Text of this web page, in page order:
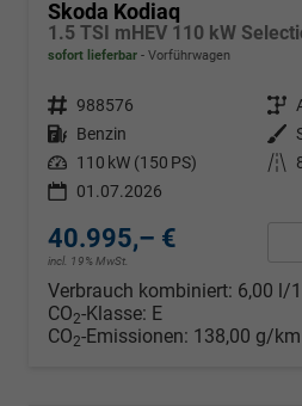
Skoda Kodiaq
sofort lieferbar Vorführwagen
Fahrzeugnr. 988576 Getriebe
Kraftstoff Benzin Außenfarbe
Leistung 110 kW (150 PS) Kilometerstand
01.07.2026
40.995,– €
incl. 19% MwSt.
Verbrauch kombiniert: 6,00 l/
CO2-Klasse: E
CO2-Emissionen: 138,00 g/km